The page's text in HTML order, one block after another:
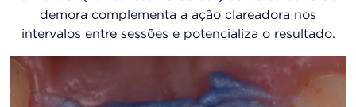
demora complementa a ação clareadora nos
intervalos entre sessões e potencializa o resultado.